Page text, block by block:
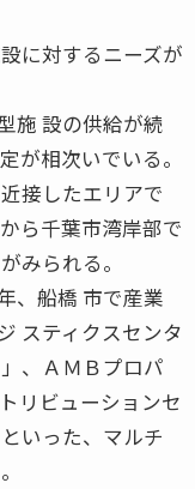
に対するニーズが
施 設の供給が続
が相次いでいる。
接したエリアで
ら千葉市湾岸部で
みられる。
、船橋 市で産業
スティクスセンタ
、ＡＭＢプロパ
リビューションセ
いった、マルチ